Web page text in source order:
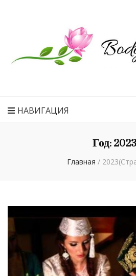
НАВИГАЦИЯ
Год:2023
Главная / 2023